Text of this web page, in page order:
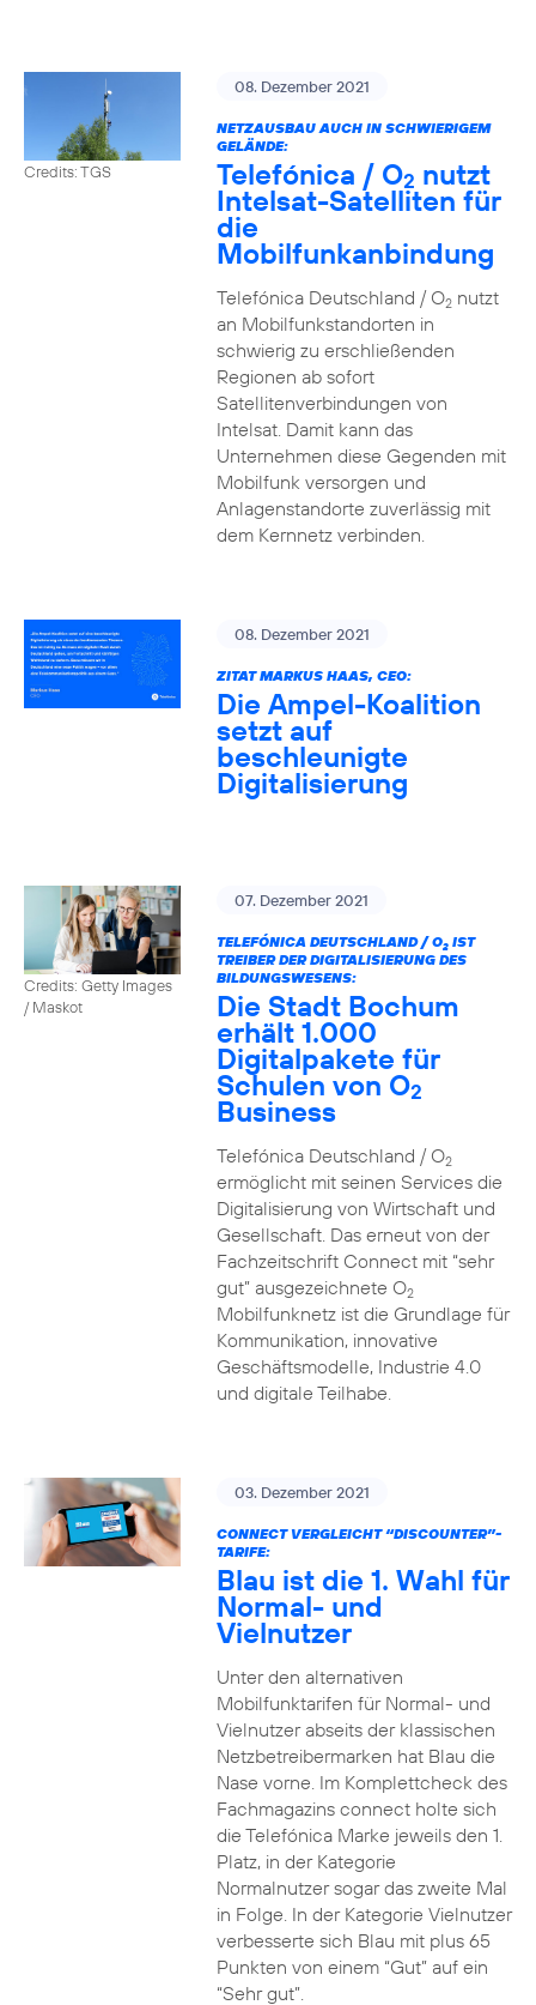
Credits: TGS
08. Dezember 2021
NETZAUSBAU AUCH IN SCHWIERIGEM
GELÄNDE:
Telefónica / O2 nutzt
Intelsat-Satelliten für
die
Mobilfunkanbindung
Telefónica Deutschland / O2nutzt
an Mobilfunkstandorten in
schwierig zu erschließenden
Regionen ab sofort
Satellitenverbindungen von
Intelsat. Damit kann das
Unternehmen diese Gegenden mit
Mobilfunk versorgen und
Anlagenstandorte zuverlässig mit
dem Kernnetz verbinden.
08. Dezember 2021
ZITAT MARKUS HAAS, CEO:
Die Ampel-Koalition
setzt auf
beschleunigte
Digitalisierung
Credits: Getty Images
/ Maskot
07. Dezember 2021
TELEFÓNICA DEUTSCHLAND / O2IST
TREIBER DER DIGITALISIERUNG DES
BILDUNGSWESENS:
Die Stadt Bochum
erhält 1.000
Digitalpakete für
Schulen von O2
Business
Telefónica Deutschland / O2
ermöglicht mit seinen Services die
Digitalisierung von Wirtschaft und
Gesellschaft. Das erneut von der
Fachzeitschrift Connect mit “sehr
gut” ausgezeichnete O2
Mobilfunknetz ist die Grundlage für
Kommunikation, innovative
Geschäftsmodelle, Industrie 4.0
und digitale Teilhabe.
03. Dezember 2021
CONNECT VERGLEICHT “DISCOUNTER”-
TARIFE:
Blau ist die 1. Wahl für
Normal- und
Vielnutzer
Unter den alternativen
Mobilfunktarifen für Normal- und
Vielnutzer abseits der klassischen
Netzbetreibermarken hat Blau die
Nase vorne. Im Komplettcheck des
Fachmagazins connect holte sich
die Telefónica Marke jeweils den 1.
Platz, in der Kategorie
Normalnutzer sogar das zweite Mal
in Folge. In der Kategorie Vielnutzer
verbesserte sich Blau mit plus 65
Punkten von einem “Gut” auf ein
“Sehr gut”.